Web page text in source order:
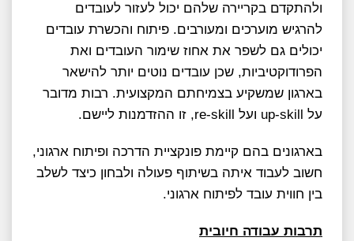
ולהתקדם בקריירה שלהם יכול לעזור לעובדים
להרגיש מוערכים ומעורבים. פיתוח והכשרת עובדים
יכולים גם לשפר את אחוז שימור העובדים ואת
הפרודוקטיביות, שכן עובדים נוטים יותר להישאר
בארגון שמשקיע בצמיחתם המקצועית. רבות מדובר
על up-skill ועל re-skill, זו ההזדמנות ליישם.
בארגונים בהם קיימת פונקציית הדרכה ופיתוח ארגוני,
חשוב לעבוד איתה בשיתוף פעולה ולבחון כיצד לשלב
בין חווית עובד לפיתוח ארגוני.
תרבות עבודה חיובית